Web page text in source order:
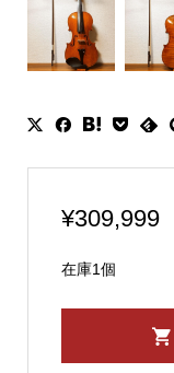
¥309,999
在庫1個